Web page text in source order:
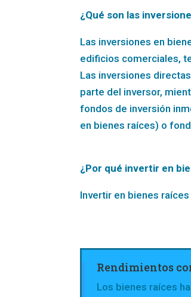
¿Qué son las
Las inversiones en
edificios comerciales,
Las inversiones
parte del inversor,
fondos de inversión
en bienes raíces) o
¿Por qué invertir en
Invertir en bienes
Rendimientos
Los bienes raíces